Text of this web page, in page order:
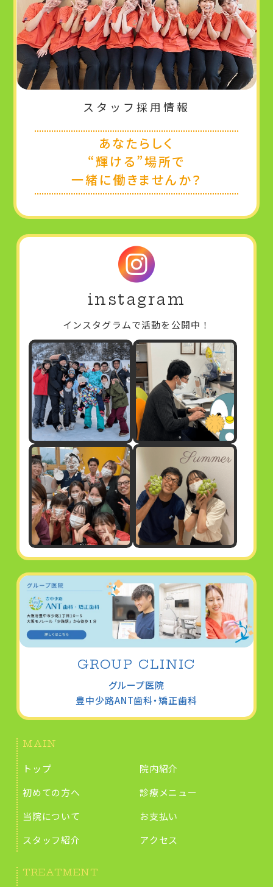
スタッフ採用情報
あなたらしく
“輝ける”場所で
一緒に働きませんか？
instagram
インスタグラムで活動を公開中！
GROUP CLINIC
グループ医院
豊中少路ANT歯科・矯正歯科
MAIN
トップ
初めての方へ
当院について
スタッフ紹介
院内紹介
診療メニュー
お支払い
アクセス
TREATMENT